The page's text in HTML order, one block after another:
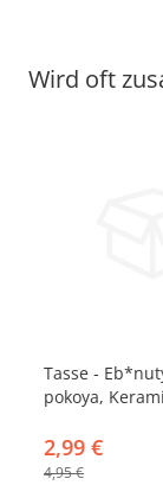
Wird oft
-40%
Tasse -
pokoya,
2,99 €
4,95 €